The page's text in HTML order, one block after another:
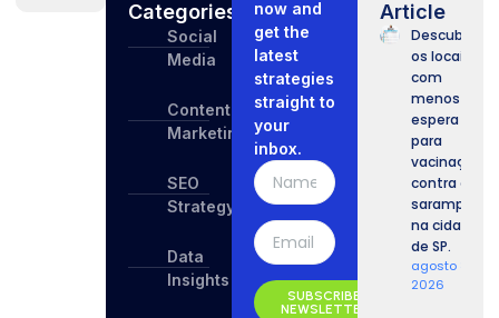
Categories
Social
Media
Content
Marketing
SEO
Strategy
Data
Insights
now and
get the
latest
strategies
straight to
your
inbox.
SUBSCRIBE
NEWSLETTER
Article
Descubra
os locais
com
menos
espera
para
vacinação
contra o
sarampo
na cidade
de SP.
agosto 8,
2026